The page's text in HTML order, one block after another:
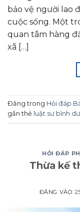
bảo vệ người lao
cuộc sống. Một
quan tâm hàng
xã […]
Đăng trong Hỏi đáp
gắn thẻ luật sư bình
HỎI ĐÁP
Thừa kế
ĐĂNG VÀO